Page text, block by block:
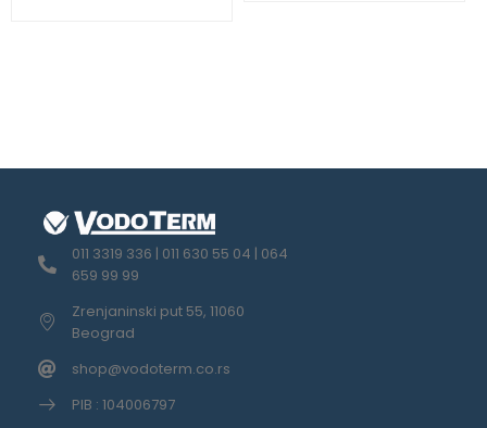
011 3319 336 | 011 630 55 04 | 064
659 99 99
Zrenjaninski put 55, 11060
Beograd
shop@vodoterm.co.rs
PIB : 104006797